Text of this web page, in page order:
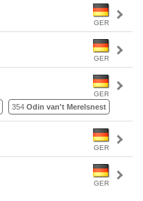
GER
GER
GER
354 Odin van't Merelsnest
GER
GER